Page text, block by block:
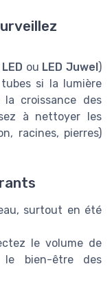
ou LED Juwel)
si la lumière
croissance des
à nettoyer les
racines, pierres)
surtout en été
le volume de
le bien-être des